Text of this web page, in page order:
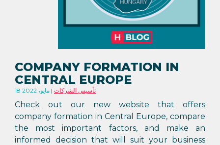
COMPANY FORMATION IN
CENTRAL EUROPE
18 مايو، 2022 تأسيس الشركات
Check out our new website that offers
company formation in Central Europe, compare
the most important factors, and make an
informed decision that will suit your business